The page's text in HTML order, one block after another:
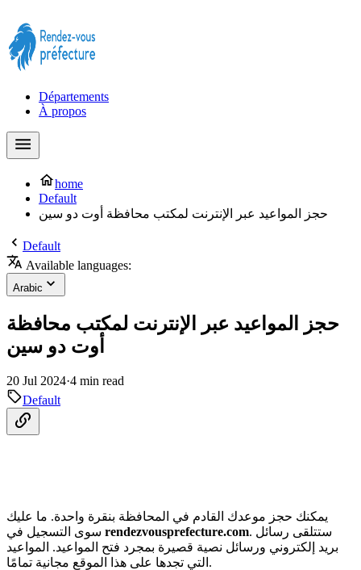
Départements
À propos
home
Default
حجز المواعيد عبر الإنترنت لمكتب محافظة أوت دو سين
Default
Available languages:
Arabic
حجز المواعيد عبر الإنترنت لمكتب محافظة
أوت دو سين
20 Jul 2024·4 min read
Default
يمكنك حجز موعدك القادم في المحافظة بنقرة واحدة. ما عليك
rendezvousprefecture.com. ستتلقى رسائل
بريد إلكتروني ورسائل نصية قصيرة بمجرد فتح المواعيد. المواعيد
التي تجدها على هذا الموقع مجانية تمامًا.